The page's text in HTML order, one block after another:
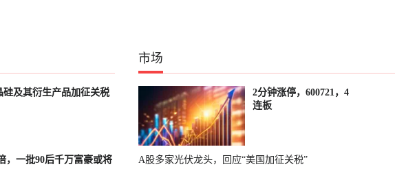
硅及其衍生产品加征关税
，一批90后千万富豪或将
市场
2分钟涨停，600721，4
连板
A股多家光伏龙头，回应“美国加征关税”